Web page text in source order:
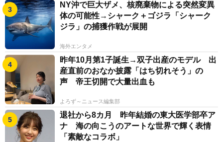
NY沖で巨大ザメ、核廃棄物による突然変異
体の可能性→シャーク＋ゴジラ「シャーク
ジラ」の捕獲作戦が展開
海外エンタメ
昨年10月第1子誕生→双子出産のモデル 出
産直前のおなか披露「はち切れそう」の
声 帝王切開で大量出血も
よろず～ニュース編集部
退社から8カ月 昨年結婚の東大医学部卒ア
ナ 海の向こうのアートな世界で輝く表情
「素敵なコラボ」